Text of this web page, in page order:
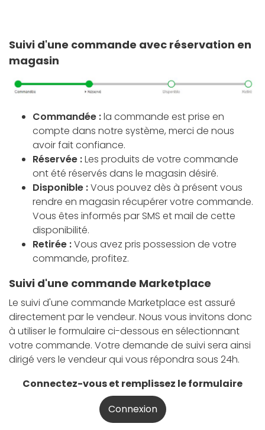
Suivi d'une commande avec réservation en
magasin
Commandée :la commande est prise en
compte dans notre système, merci de nous
avoir fait confiance.
Réservée :Les produits de votre commande
ont été réservés dans le magasin désiré.
Disponible :Vous pouvez dès à présent vous
rendre en magasin récupérer votre commande.
Vous êtes informés par SMS et mail de cette
disponibilité.
Retirée :Vous avez pris possession de votre
commande, profitez.
Suivi d'une commande Marketplace
Le suivi d'une commande Marketplace est assuré
directement par le vendeur. Nous vous invitons donc
à utiliser le formulaire ci-dessous en sélectionnant
votre commande. Votre demande de suivi sera ainsi
dirigé vers le vendeur qui vous répondra sous 24h.
Connectez-vous et remplissez le formulaire
Connexion